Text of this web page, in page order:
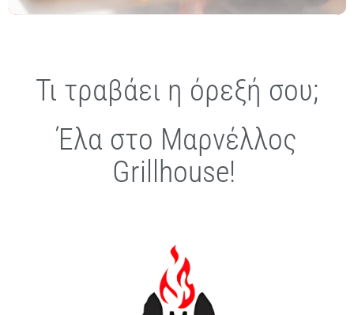
Τι τραβάει η όρεξή σου;
Έλα στο Μαρνέλλος
Grillhouse!